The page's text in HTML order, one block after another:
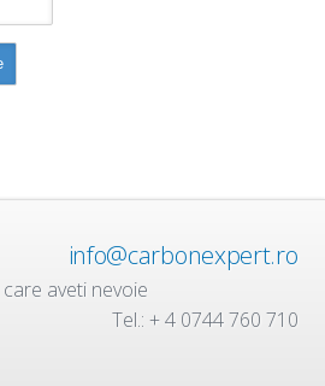
info@carbonexpert.ro
aveti nevoie
Tel.: + 4 0744 760 710